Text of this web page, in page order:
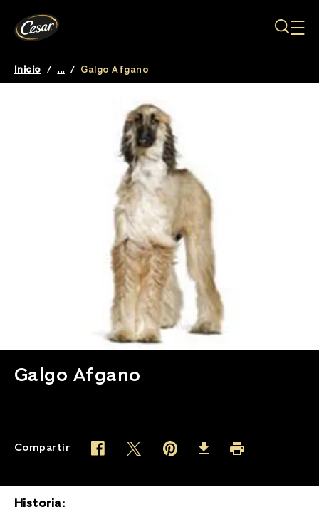
Breadcrumb
Inicio / ... / Galgo Afgano
Galgo Afgano
Compartir Facebook (opens in new window)
Twitter (opens in new window)
Pinterest (opens in new window)
Download (opens in new
Imprimir (opens in
Historia: